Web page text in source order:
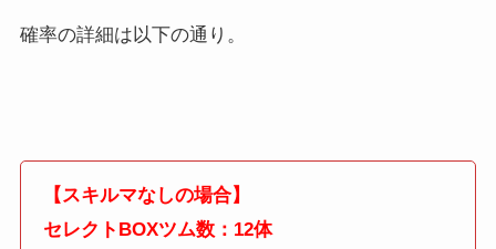
確率の詳細は以下の通り。
【スキルマなしの場合】
セレクトBOXツム数：12体